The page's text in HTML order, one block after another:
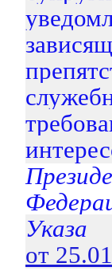
Указа
от